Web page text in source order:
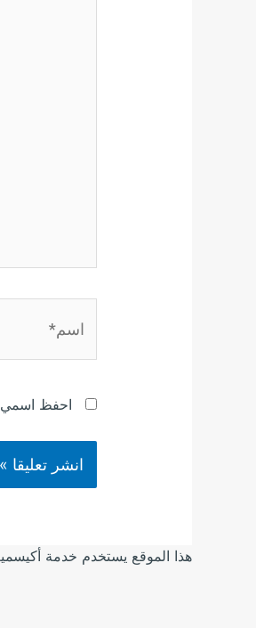
احفظ اسمي،
هذا الموقع يستخدم خدمة